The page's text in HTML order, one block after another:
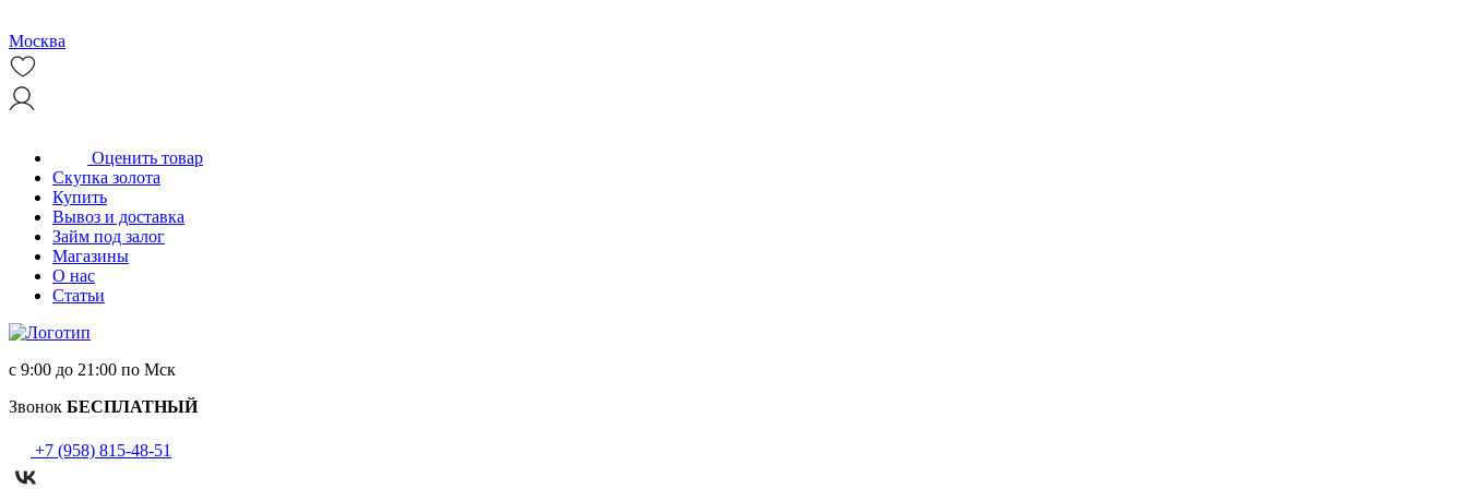
Москва
Оценить товар
Скупка золота
Купить
Вывоз и доставка
Займ под залог
Магазины
О нас
Статьи
с 9:00 до 21:00 по Мск
Звонок БЕСПЛАТНЫЙ
+7 (958) 815-48-51